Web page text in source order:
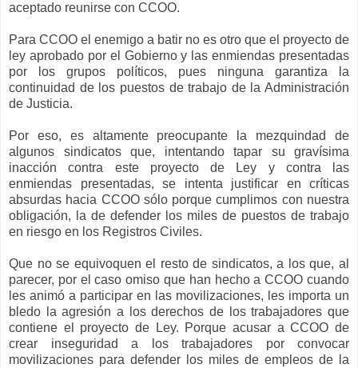
aceptado reunirse con CCOO.
Para CCOO el enemigo a batir no es otro que el proyecto de
ley aprobado por el Gobierno y las enmiendas presentadas
por los grupos políticos, pues ninguna garantiza la
continuidad de los puestos de trabajo de la Administración
de Justicia.
Por eso, es altamente preocupante la mezquindad de
algunos sindicatos que, intentando tapar su gravísima
inacción contra este proyecto de Ley y contra las
enmiendas presentadas, se intenta justificar en críticas
absurdas hacia CCOO sólo porque cumplimos con nuestra
obligación, la de defender los miles de puestos de trabajo
en riesgo en los Registros Civiles.
Que no se equivoquen el resto de sindicatos, a los que, al
parecer, por el caso omiso que han hecho a CCOO cuando
les animó a participar en las movilizaciones, les importa un
bledo la agresión a los derechos de los trabajadores que
contiene el proyecto de Ley. Porque acusar a CCOO de
crear inseguridad a los trabajadores por convocar
movilizaciones para defender los miles de empleos de la